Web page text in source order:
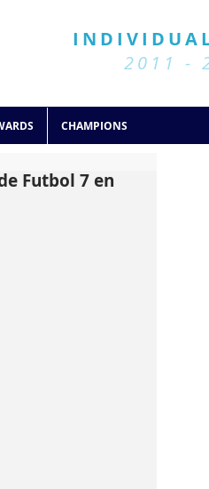
2011 -
CHAMPIONS
Futbol 7 en